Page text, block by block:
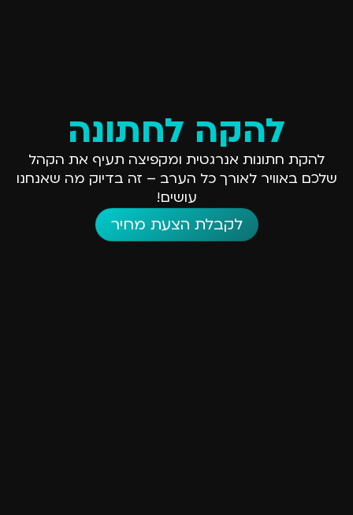
להקה לחתונה
להקת חתונות אנרגטית ומקפיצה תעיף את הקהל
שלכם באוויר לאורך כל הערב – זה בדיוק מה שאנחנו
עושים!
לקבלת הצעת מחיר